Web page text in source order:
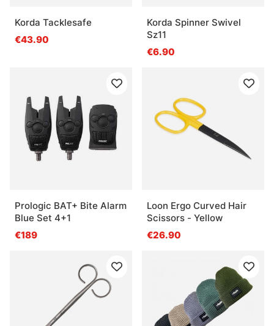
Korda Tacklesafe
€43.90
Korda Spinner Swivel
Sz11
€6.90
Prologic BAT+ Bite Alarm
Blue Set 4+1
€189
Loon Ergo Curved Hair
Scissors - Yellow
€26.90